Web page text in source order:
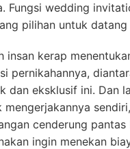
Fungsi wedding
pilihan untuk
insan kerap
pernikahannya,
dan eksklusif ini. Dan
mengerjakannya
cenderung
ingin menekan